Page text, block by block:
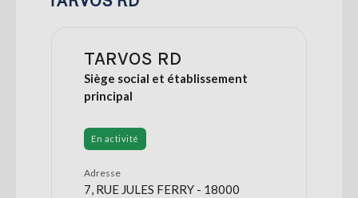
TARVOS RD
Siège social et établissement
principal
En activité
Adresse
7, RUE JULES FERRY - 18000